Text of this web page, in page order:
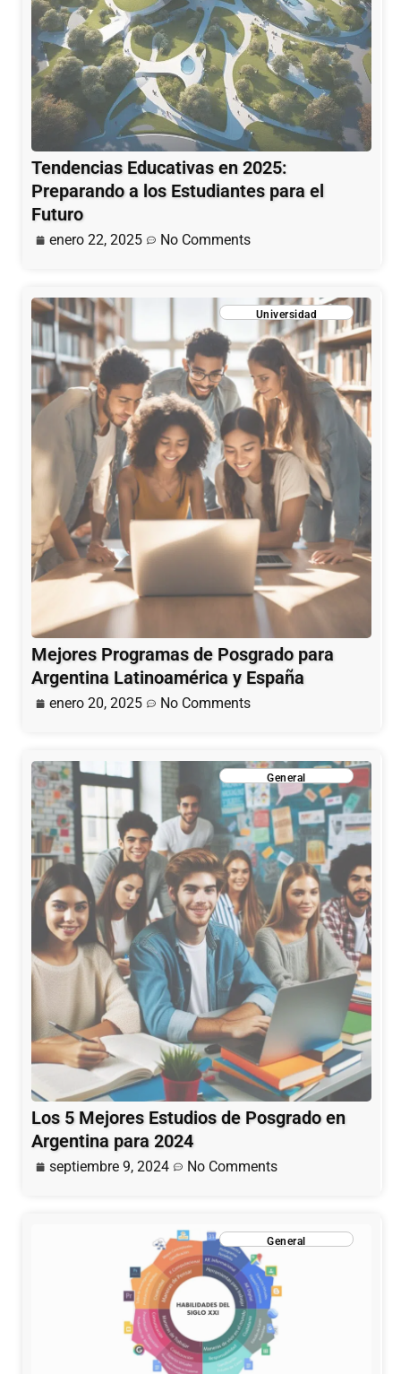
Tendencias Educativas en 2025:
Preparando a los Estudiantes para el
Futuro
enero 22, 2025 No Comments
Universidad
Mejores Programas de Posgrado para
Argentina Latinoamérica y España
enero 20, 2025 No Comments
General
Los 5 Mejores Estudios de Posgrado en
Argentina para 2024
septiembre 9, 2024 No Comments
General